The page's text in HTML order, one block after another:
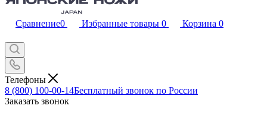
Сравнение0 Избранные товары 0 Корзина 0
Телефоны
8 (800) 100-00-14Бесплатный звонок по России
Заказать звонок